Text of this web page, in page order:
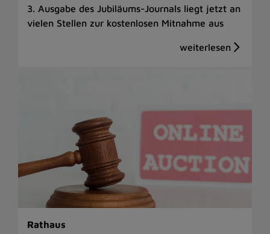
3. Ausgabe des Jubiläums-Journals liegt jetzt an
vielen Stellen zur kostenlosen Mitnahme aus
Rathaus